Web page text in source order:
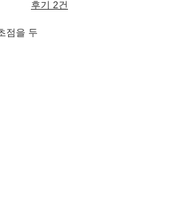
후기 2건
점을 두